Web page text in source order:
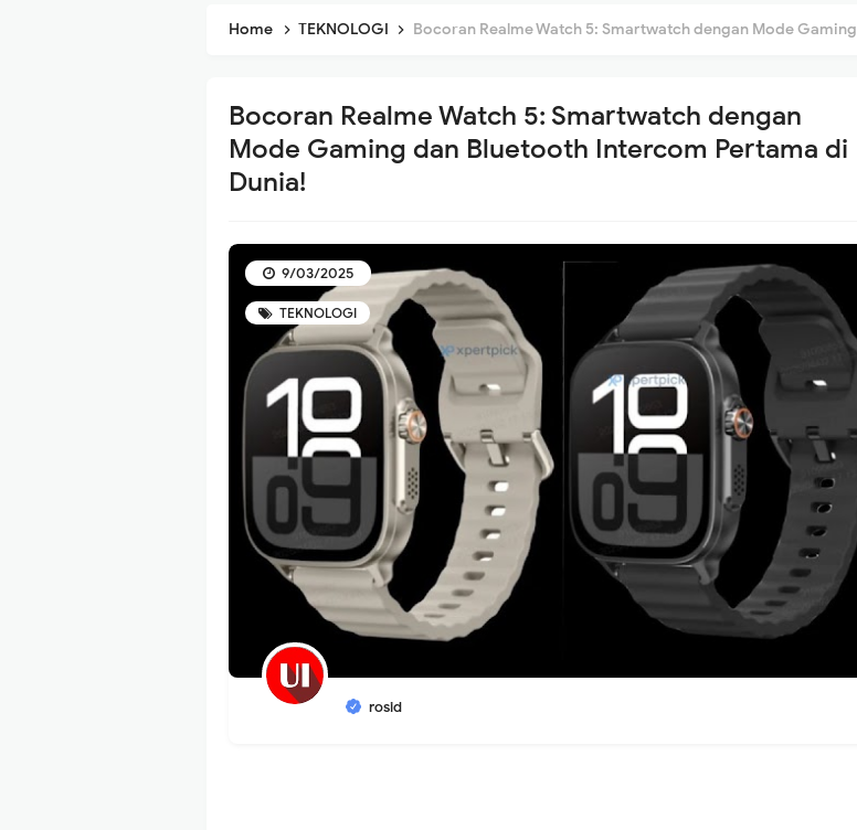
Home TEKNOLOGI Bocoran Realme Watch 5: Smartwatch dengan Mode Gaming dan Bluetooth Intercom Pertama di Dunia!
Bocoran Realme Watch 5: Smartwatch dengan
Mode Gaming dan Bluetooth Intercom Pertama di
Dunia!
TEKNOLOGI
rosid
9/03/2025